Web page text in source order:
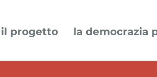
il progetto la democrazia